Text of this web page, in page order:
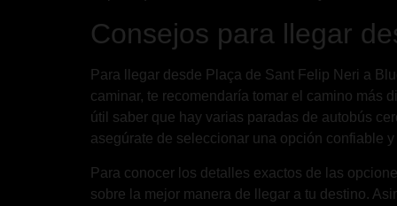
Consejos para llegar
Para llegar desde Plaça de Sant Felip Neri a
caminar, te recomendaría tomar el camino más
útil saber que hay varias paradas de autobús
asegúrate de seleccionar una opción confiable y
Para conocer los detalles exactos de las
sobre la mejor manera de llegar a tu destino.